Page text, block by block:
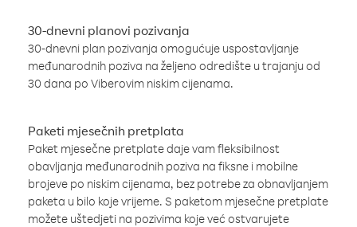
30-dnevni planovi pozivanja
30-dnevni plan pozivanja omogućuje uspostavljanje
međunarodnih poziva na željeno odredište u trajanju od
30 dana po Viberovim niskim cijenama.
Paketi mjesečnih pretplata
Paket mjesečne pretplate daje vam fleksibilnost
obavljanja međunarodnih poziva na fiksne i mobilne
brojeve po niskim cijenama, bez potrebe za obnavljanjem
paketa u bilo koje vrijeme. S paketom mjesečne pretplate
možete uštedjeti na pozivima koje već ostvarujete